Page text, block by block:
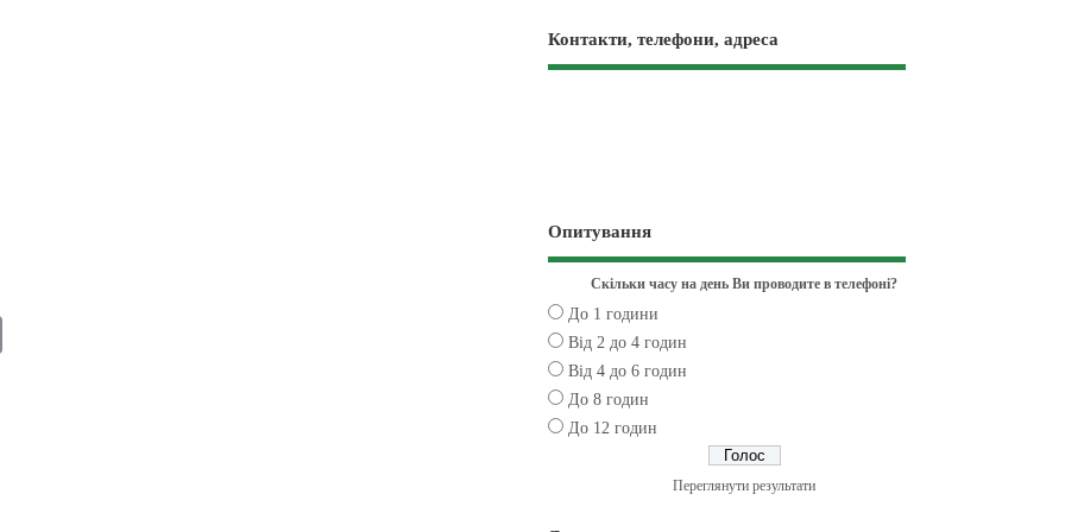
Контакти, телефони, адреса
Опитування
Скільки часу на день Ви проводите в телефоні?
До 1 години
Від 2 до 4 годин
Від 4 до 6 годин
До 8 годин
До 12 годин
Переглянути результати